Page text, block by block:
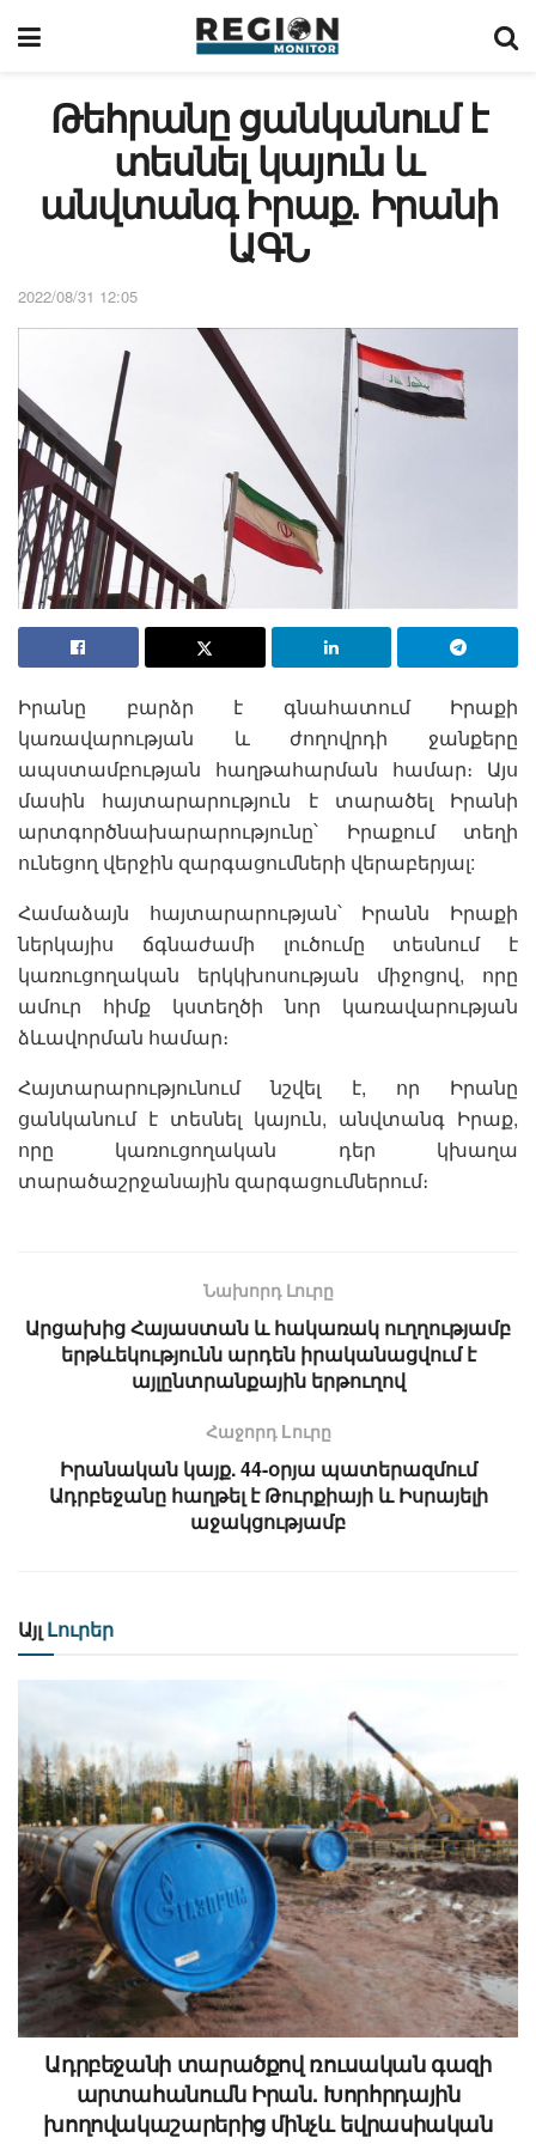
Թեհրանը ցանկանում է
տեսնել կայուն և
անվտանգ Իրաք. Իրանի
ԱԳՆ
2022/08/31 12:05
Իրանը բարձր է գնահատում Իրաքի
կառավարության և ժողովրդի ջանքերը
ապստամբության հաղթահարման համար։ Այս
մասին հայտարարություն է տարածել Իրանի
արտգործնախարարությունը՝ Իրաքում տեղի
ունեցող վերջին զարգացումների վերաբերյալ:
Համաձայն հայտարարության՝ Իրանն Իրաքի
ներկայիս ճգնաժամի լուծումը տեսնում է
կառուցողական երկկխոսության միջոցով, որը
ամուր հիմք կստեղծի նոր կառավարության
ձևավորման համար։
Հայտարարությունում նշվել է, որ Իրանը
ցանկանում է տեսնել կայուն, անվտանգ Իրաք,
որը կառուցողական դեր կխաղա
տարածաշրջանային զարգացումներում։
Նախորդ Լուրը
Արցախից Հայաստան և հակառակ ուղղությամբ
երթևեկությունն արդեն իրականացվում է
այլընտրանքային երթուղով
Հաջորդ Lուրը
Իրանական կայք. 44-օրյա պատերազմում
Ադրբեջանը հաղթել է Թուրքիայի և Իսրայելի
աջակցությամբ
Այլ Լուրեր
Ադրբեջանի տարածքով ռուսական գազի
արտահանումն Իրան. Խորհրդային
խողովակաշարերից մինչև եվրասիական